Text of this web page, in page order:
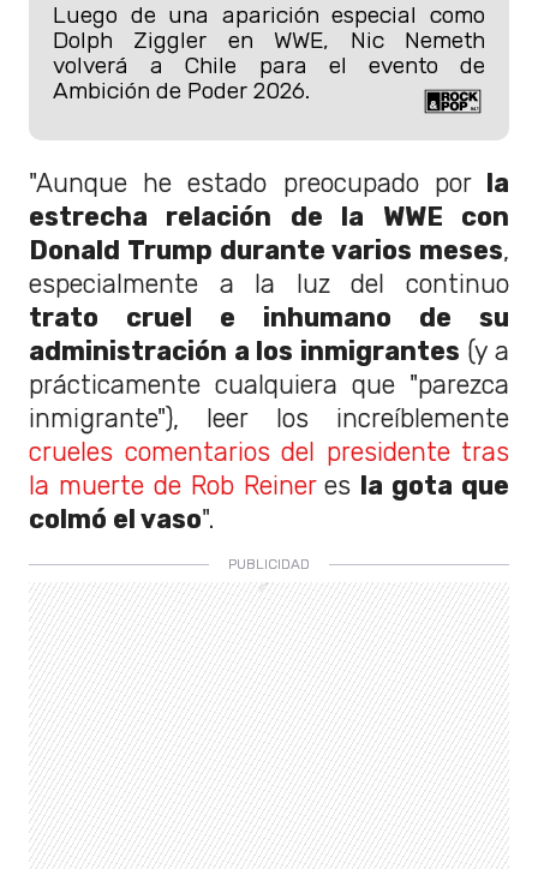
Luego de una aparición especial como
Dolph Ziggler en WWE, Nic Nemeth
volverá a Chile para el evento de
Ambición de Poder 2026.
"Aunque he estado preocupado por la
estrecha relación de la WWE con
Donald Trump durante varios meses,
especialmente a la luz del continuo
trato cruel e inhumano de su
administración a los inmigrantes (y a
prácticamente cualquiera que "parezca
inmigrante"), leer los increíblemente
crueles comentarios del presidente tras
la muerte de Rob Reineres la gota que
colmó el vaso".